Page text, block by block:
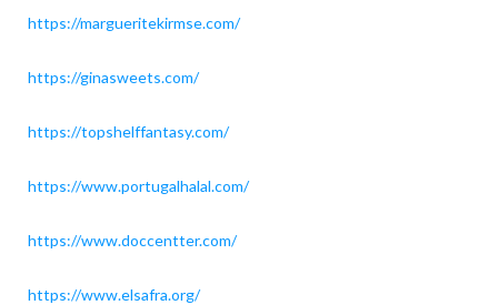
https://margueritekirmse.com/
https://ginasweets.com/
https://topshelffantasy.com/
https://www.portugalhalal.com/
https://www.doccentter.com/
https://www.elsafra.org/